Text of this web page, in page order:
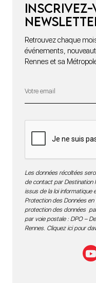
Retrouvez chaque
événements,
Rennes et sa
Les données récoltées
de contact par Destination
issus de la loi informatique
Protection des Données
protection des données
par voie postale : DPO –
Rennes. Cliquez ici pour